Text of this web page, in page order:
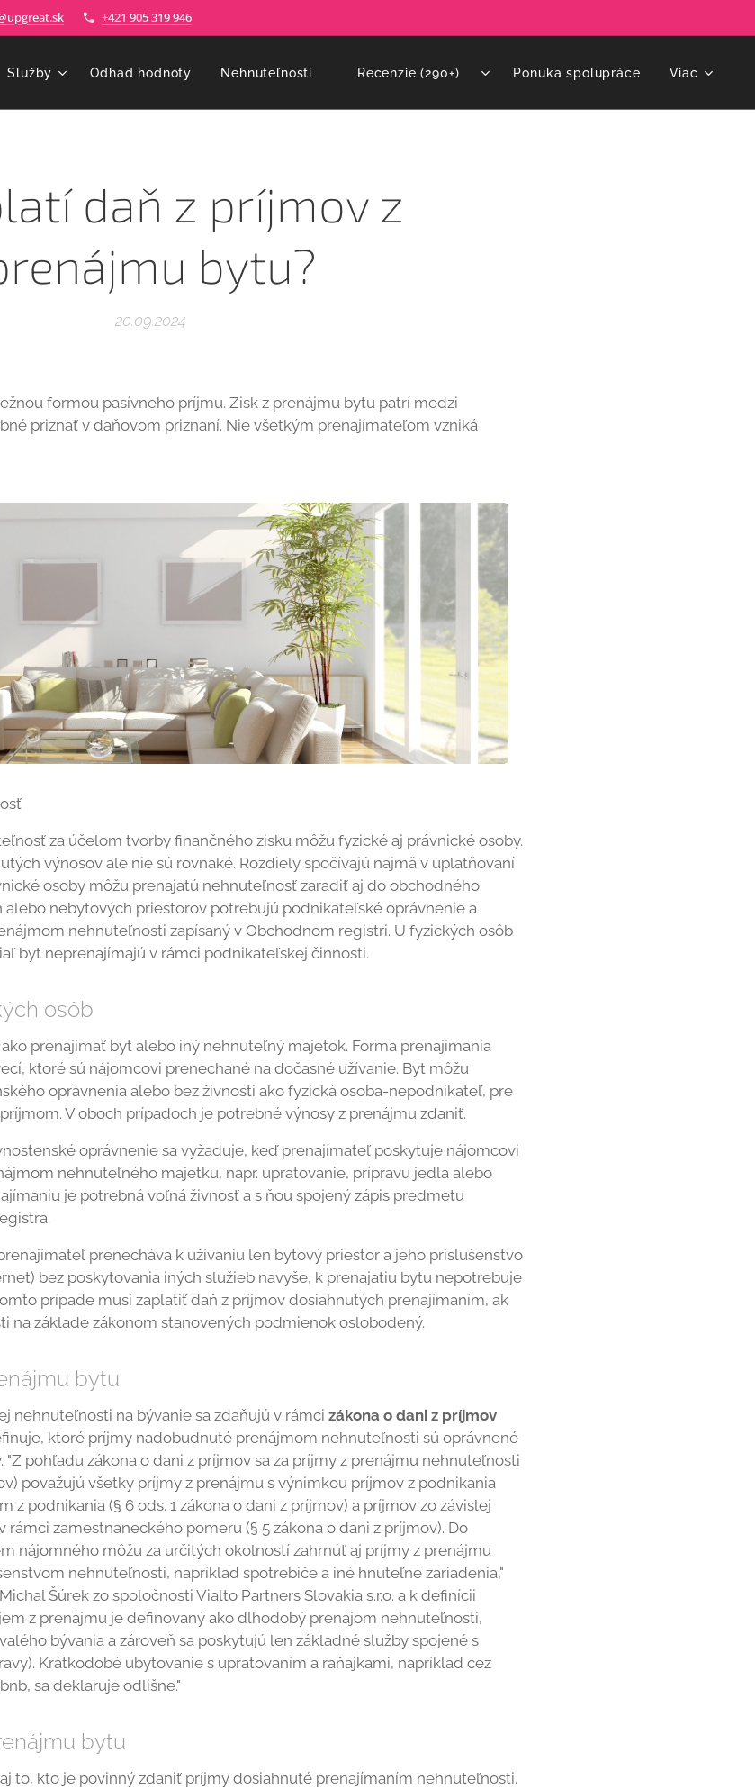
+421 905 319 946
Služby Odhad hodnoty Nehnuteľnosti ⭐Recenzie (290+)⭐ Ponuka spolupráce Viac
daň z príjmov z
bytu?
20.09.2024
formou pasívneho príjmu. Zisk z prenájmu bytu patrí medzi
priznať v daňovom priznaní. Nie všetkým prenajímateľom vzniká
za účelom tvorby finančného zisku môžu fyzické aj právnické osoby.
výnosov ale nie sú rovnaké. Rozdiely spočívajú najmä v uplatňovaní
osoby môžu prenajatú nehnuteľnosť zaradiť aj do obchodného
alebo nebytových priestorov potrebujú podnikateľské oprávnenie a
nehnuteľnosti zapísaný v Obchodnom registri. U fyzických osôb
byt neprenajímajú v rámci podnikateľskej činnosti.
osôb
prenajímať byt alebo iný nehnuteľný majetok. Forma prenajímania
ktoré sú nájomcovi prenechané na dočasné užívanie. Byt môžu
oprávnenia alebo bez živnosti ako fyzická osoba-nepodnikateľ, pre
V oboch prípadoch je potrebné výnosy z prenájmu zdaniť.
oprávnenie sa vyžaduje, keď prenajímateľ poskytuje nájomcovi
nehnuteľného majetku, napr. upratovanie, prípravu jedla alebo
je potrebná voľná živnosť a s ňou spojený zápis predmetu
prenecháva k užívaniu len bytový priestor a jeho príslušenstvo
bez poskytovania iných služieb navyše, k prenajatiu bytu nepotrebuje
prípade musí zaplatiť daň z príjmov dosiahnutých prenajímaním, ak
na základe zákonom stanovených podmienok oslobodený.
bytu
nehnuteľnosti na bývanie sa zdaňujú v rámci zákona o dani z príjmov
ktoré príjmy nadobudnuté prenájmom nehnuteľnosti sú oprávnené
pohľadu zákona o dani z príjmov sa za príjmy z prenájmu nehnuteľnosti
považujú všetky príjmy z prenájmu s výnimkou príjmov z podnikania
z podnikania (§ 6 ods. 1 zákona o dani z príjmov) a príjmov zo závislej
zamestnaneckého pomeru (§ 5 zákona o dani z príjmov). Do
nájomného môžu za určitých okolností zahrnúť aj príjmy z prenájmu
nehnuteľnosti, napríklad spotrebiče a iné hnuteľné zariadenia,"
Šúrek zo spoločnosti Vialto Partners Slovakia s.r.o. a k definícii
z prenájmu je definovaný ako dlhodobý prenájom nehnuteľnosti,
bývania a zároveň sa poskytujú len základné služby spojené s
Krátkodobé ubytovanie s upratovaním a raňajkami, napríklad cez
sa deklaruje odlišne."
bytu
to, kto je povinný zdaniť príjmy dosiahnuté prenajímaním nehnuteľnosti.